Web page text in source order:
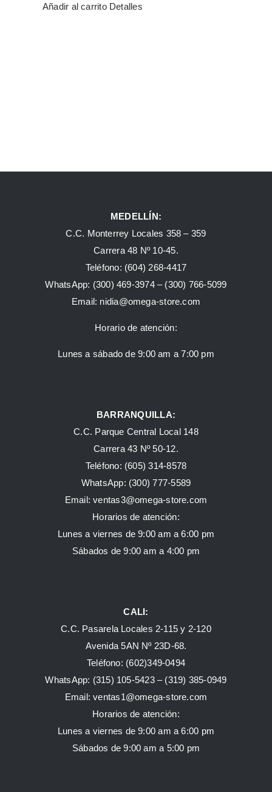
Añadir al carrito Detalles
MEDELLÍN:
C.C. Monterrey Locales 358 – 359
Carrera 48 Nº 10-45.
Teléfono: (604) 268-4417
WhatsApp: (300) 469-3974 – (300) 766-5099
Email: nidia@omega-store.com
Horario de atención:
Lunes a sábado de 9:00 am a 7:00 pm
BARRANQUILLA:
C.C. Parque Central Local 148
Carrera 43 Nº 50-12.
Teléfono: (605) 314-8578
WhatsApp: (300) 777-5589
Email: ventas3@omega-store.com
Horarios de atención:
Lunes a viernes de 9:00 am a 6:00 pm
Sábados de 9:00 am a 4:00 pm
CALI:
C.C. Pasarela Locales 2-115 y 2-120
Avenida 5AN Nº 23D-68.
Teléfono: (602)349-0494
WhatsApp: (315) 105-5423 – (319) 385-0949
Email:ventas1@omega-store.com
Horarios de atención:
Lunes a viernes de 9:00 am a 6:00 pm
Sábados de 9:00 am a 5:00 pm